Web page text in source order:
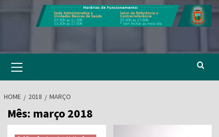
Menu
HOME 2018 MARÇO
Mês: março 2018